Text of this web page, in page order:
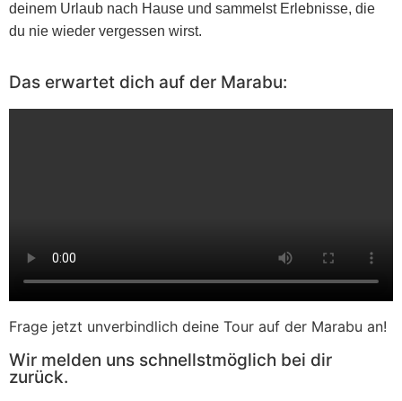
deinem Urlaub nach Hause und sammelst Erlebnisse, die
du nie wieder vergessen wirst.
Das erwartet dich auf der Marabu:
Frage jetzt unverbindlich deine Tour auf der Marabu an!
Wir melden uns schnellstmöglich bei dir
zurück.